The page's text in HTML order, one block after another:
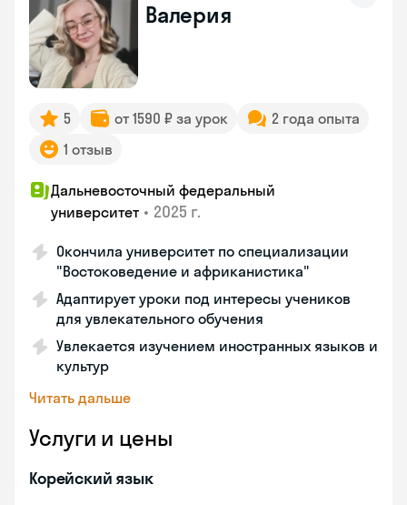
Валерия
5 от 1590 ₽ за урок
2 года опыта
1 отзыв
Дальневосточный федеральный
университет • 2025 г.
Окончила университет по специализации
"Востоковедение и африканистика"
Адаптирует уроки под интересы учеников
для увлекательного обучения
Увлекается изучением иностранных языков и
культур
Читать дальше
Услуги и цены
Корейский язык